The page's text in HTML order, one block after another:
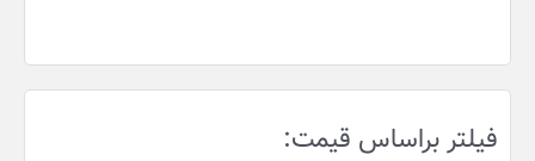
فیلتر براساس قیمت: